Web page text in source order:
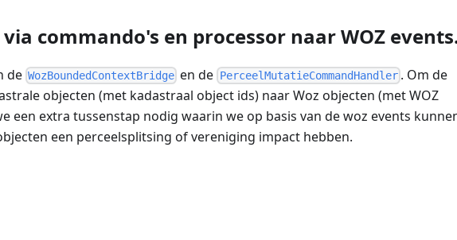
via commando's en processor naar WOZ
de WozBoundedContextBridge en de PerceelMutatieCommandHandler. Om de
objecten (met kadastraal object ids) naar Woz objecten (met WOZ
een extra tussenstap nodig waarin we op basis van de woz events
een perceelsplitsing of vereniging impact hebben.